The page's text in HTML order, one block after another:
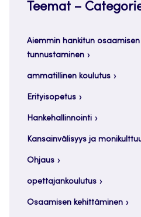
Teemat –
Aiemmin hankitun
tunnustaminen
ammatillinen koulutus
Erityisopetus
Hankehallinnointi
Kansainvälisyys ja
Ohjaus
opettajankoulutus
Osaamisen kehittäminen